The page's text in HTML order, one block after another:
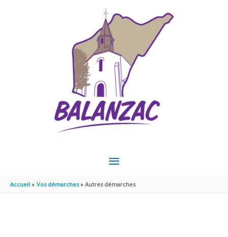
MENU
PRINCIPAL
Accueil Vos démarches Autres démarches